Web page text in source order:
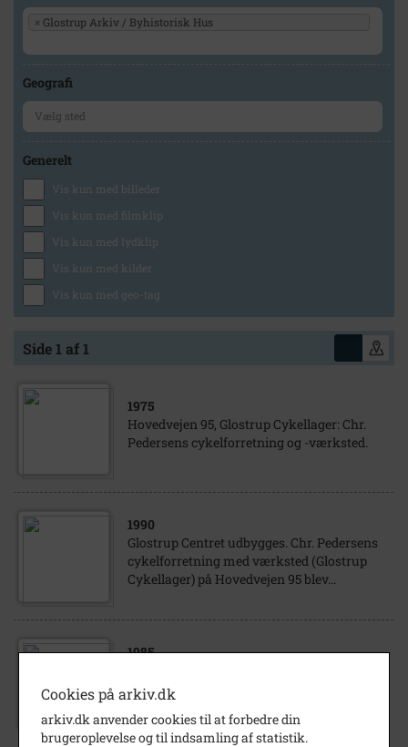
× Glostrup Arkiv / Byhistorisk Hus
Geografi
Generelt
Vis kun med billeder
Vis kun med filmklip
Vis kun med lydklip
Vis kun med kilder
Vis kun med geo-tag
Side 1 af 1
1975
Hovedvejen 95, Glostrup Cykellager: Chr.
Pedersens cykelforretning og -værksted.
1990
Glostrup Centret udbygges. Chr. Pedersens
cykelforretning med værksted (Glostrup
Cykellager) på Hovedvejen 95 blev...
1985
Hovedvejen 97: Tv-studiet. Hovedvejen
forrest på tværs.
Cookies på arkiv.dk
arkiv.dk anvender cookies til at forbedre din
brugeroplevelse og til indsamling af statistik.